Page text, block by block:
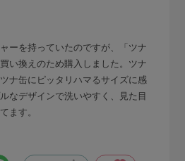
ーを持っていたのですが、「ツナ
い換えのため購入しました。ツナ
ナ缶にピッタリハマるサイズに感
なデザインで洗いやすく、見た目
ます。